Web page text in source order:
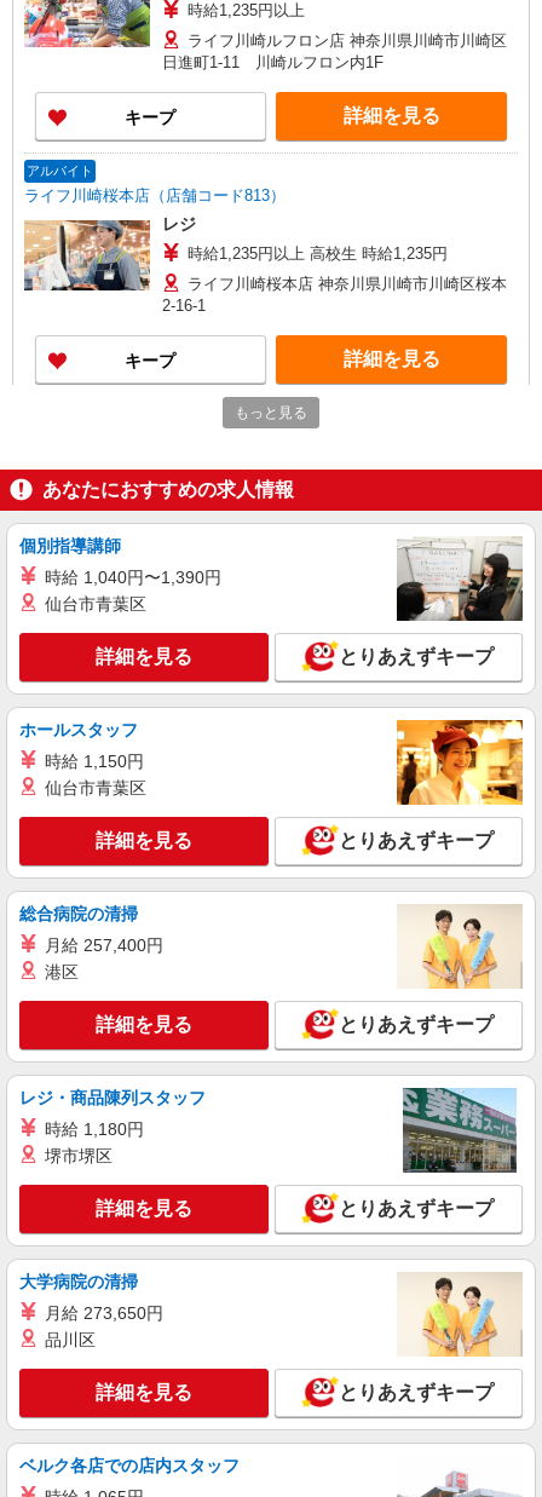
時給1,235円以上
ライフ川崎ルフロン店 神奈川県川崎市川崎区
日進町1-11 川崎ルフロン内1F
キープ 詳細を見る
アルバイト
ライフ川崎桜本店（店舗コード813）
レジ
時給1,235円以上 高校生 時給1,235円
ライフ川崎桜本店 神奈川県川崎市川崎区桜本
2-16-1
キープ 詳細を見る
レジ
時給1,235円 土曜・日曜・祝日出勤 時給1,300
円 土日祝日勤務出来る方大歓迎！！ 週2回以上勤
ライフ川崎大島店 神奈川県川崎市川崎区大島
4-3-1
詳細を見る
アルバイト
ライフ川崎桜本店（店舗コード813）
ライフ川崎桜本店 神奈川県川崎市川崎区桜本
2-16-1
キープ 詳細を見る
パート
ライフ川崎大島店（店舗コード624）
時給1,235円 日曜・祝日は+100円
ライフ川崎大島店 神奈川県川崎市川崎区大島
4-3-1
キープ 詳細を見る
パート
ライフ川崎大島店（店舗コード624）
衣料品
時給1,235円 日曜・祝日は+100円
ライフ川崎大島店 神奈川県川崎市川崎区大島
詳細を見る
ライフ川崎大島店（店舗コード624）
（早朝）荷受け・商品陳列
もっと見る
あなたにおすすめの求人情報
個別指導講師
時給 1,040円〜1,390円
仙台市青葉区
詳細を見る とりあえずキープ
ホールスタッフ
時給 1,150円
仙台市青葉区
詳細を見る とりあえずキープ
総合病院の清掃
月給 257,400円
港区
詳細を見る とりあえずキープ
レジ・商品陳列スタッフ
時給 1,180円
堺市堺区
詳細を見る とりあえずキープ
大学病院の清掃
月給 273,650円
品川区
詳細を見る とりあえずキープ
ベルク各店での店内スタッフ